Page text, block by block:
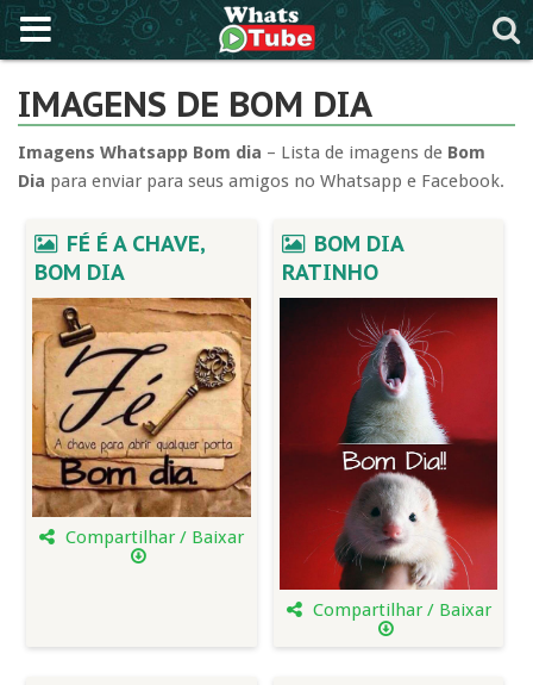
IMAGENS DE BOM DIA
Imagens Whatsapp Bom dia – Lista de imagens de Bom
Dia para enviar para seus amigos no Whatsapp e Facebook.
FÉ É A CHAVE,
BOM DIA
Compartilhar / Baixar
BOM DIA
RATINHO
Compartilhar / Baixar